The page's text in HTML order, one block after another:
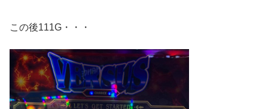
この後111G・・・